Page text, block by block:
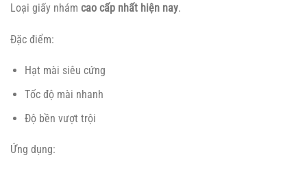
Loại giấy nhám cao cấp nhất hiện nay.
Đặc điểm:
Hạt mài siêu cứng
Tốc độ mài nhanh
Độ bền vượt trội
Ứng dụng: